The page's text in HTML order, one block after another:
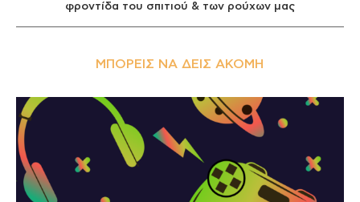
φροντίδα του σπιτιού & των ρούχων μας
ΜΠΟΡΕΊΣ ΝΑ ΔΕΙΣ ΑΚΌΜΗ